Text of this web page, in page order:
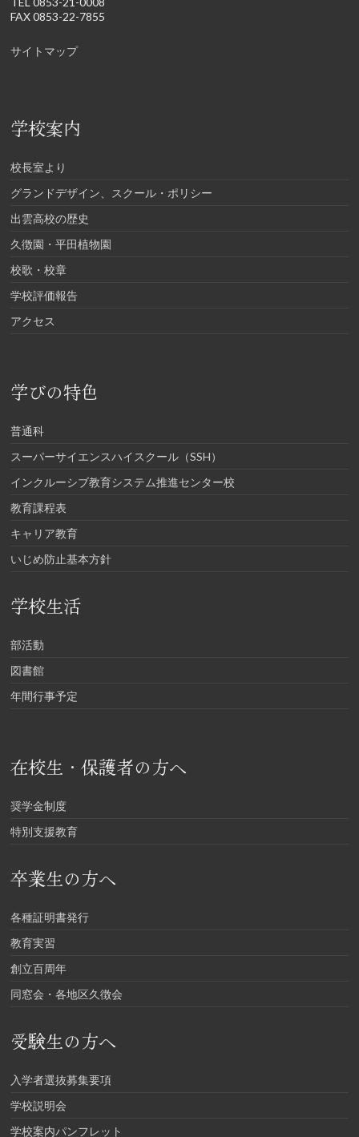
FAX 0853-22-7855
サイトマップ
学校案内
校長室より
グランドデザイン、スクール・ポリシー
出雲高校の歴史
久徴園・平田植物園
校歌・校章
学校評価報告
アクセス
学びの特色
普通科
スーパーサイエンスハイスクール（SSH）
インクルーシブ教育システム推進センター校
教育課程表
キャリア教育
いじめ防止基本方針
学校生活
部活動
図書館
年間行事予定
在校生・保護者の方へ
奨学金制度
特別支援教育
卒業生の方へ
各種証明書発行
教育実習
創立百周年
同窓会・各地区久徴会
受験生の方へ
入学者選抜募集要項
学校説明会
学校案内パンフレット